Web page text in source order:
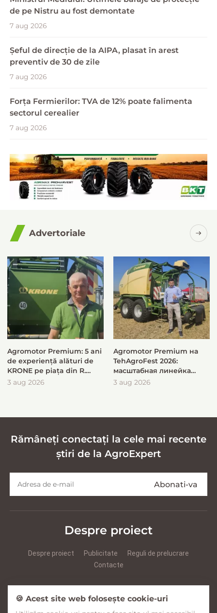
de pe Nistru au fost demontate
7 aug 2026
Șeful de direcție de la AIPA, plasat în arest
preventiv de 30 de zile
7 aug 2026
Forța Fermierilor: TVA de 12% poate falimenta
sectorul cerealier
7 aug 2026
Advertoriale
Agromotor Premium: 5 ani
de experiență alături de
KRONE pe piața din R.
Moldova
3 aug 2026
Agromotor Premium на
TehAgroFest 2026:
масштабная линейка
KRONE для быстрой и
3 aug 2026
Rămâneți conectați la cele mai recente
știri de la AgroExpert
Despre proiect
Despre proiect Publicitate
Reguli de prelucrare
Contacte
🍪 Acest site web folosește cookie-uri